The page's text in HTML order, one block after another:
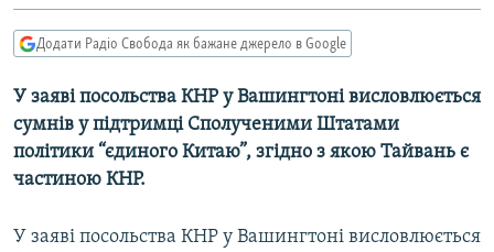
СПОРТ
СВІТ
ТИ ЯК?
КИТАЙ.ВИКЛИКИ
МУЛЬТИМЕДІА
ФОТО
СПЕЦПРОЄКТИ
Додати Радіо Свобода як бажане джерело в Google
У заяві посольства КНР у Вашингтоні висловлюється
сумнів у підтримці Сполученими Штатами
політики “єдиного Китаю”, згідно з якою Тайвань є
частиною КНР.
У заяві посольства КНР у Вашингтоні висловлюється